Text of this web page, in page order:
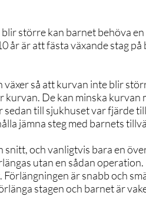
större kan barnet behöva
år är att fästa växande stag på
så att kurvan inte blir
De kan minska kurvan
till sjukhuset var fjärde
jämna steg med barnets
snitt, och vanligtvis bara en
utan en sådan operation.
Förlängningen är snabb och
stagen och barnet är